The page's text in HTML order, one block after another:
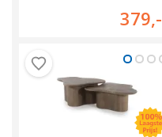
379,-